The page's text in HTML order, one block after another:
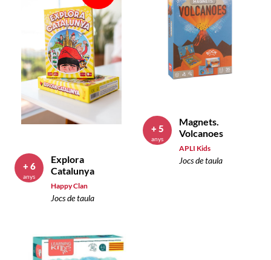
Explora
Catalunya
Happy Clan
Jocs de taula
+ 6
anys
Magnets.
Volcanoes
APLI Kids
Jocs de taula
+ 5
anys